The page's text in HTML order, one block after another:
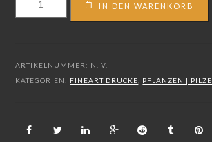
Menge
IN DEN WARENKORB
ARTIKELNUMMER: N. V.
KATEGORIEN: FINEART DRUCKE PFLANZEN | PILZE